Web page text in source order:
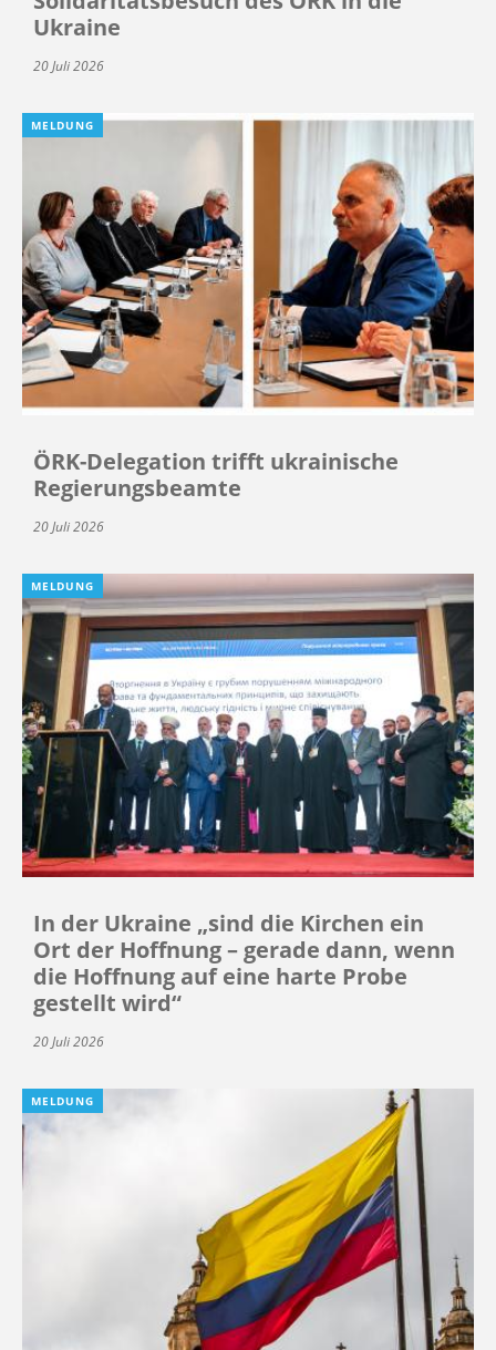
Ukraine
20 Juli 2026
MELDUNG
ÖRK-Delegation trifft ukrainische
Regierungsbeamte
20 Juli 2026
MELDUNG
In der Ukraine „sind die Kirchen ein
Ort der Hoffnung – gerade dann, wenn
die Hoffnung auf eine harte Probe
gestellt wird“
20 Juli 2026
MELDUNG